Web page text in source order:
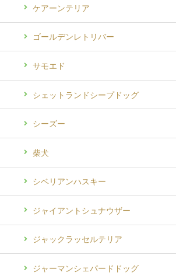
ケアーンテリア
ゴールデンレトリバー
サモエド
シェットランドシープドッグ
シーズー
柴犬
シベリアンハスキー
ジャイアントシュナウザー
ジャックラッセルテリア
ジャーマンシェパードドッグ